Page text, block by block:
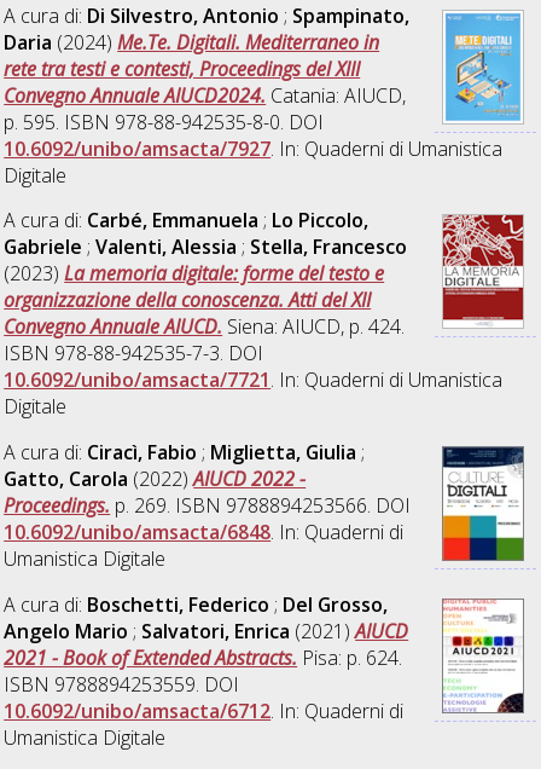
A cura di: Di Silvestro, Antonio ; Spampinato,
Daria (2024)Me.Te. Digitali. Mediterraneo in
rete tra testi e contesti, Proceedings del XIII
Convegno Annuale AIUCD2024. Catania: AIUCD,
p. 595. ISBN 978-88-942535-8-0. DOI
10.6092/unibo/amsacta/7927. In: Quaderni di Umanistica
Digitale
A cura di: Carbé, Emmanuela ; Lo Piccolo,
Gabriele ;Valenti, Alessia ; Stella, Francesco
(2023)La memoria digitale: forme del testo e
organizzazione della conoscenza. Atti del XII
Convegno Annuale AIUCD. Siena: AIUCD, p. 424.
ISBN 978-88-942535-7-3. DOI
10.6092/unibo/amsacta/7721. In: Quaderni di Umanistica
Digitale
A cura di: Ciracì, Fabio ; Miglietta, Giulia ;
Gatto, Carola (2022)AIUCD 2022 -
Proceedings. p. 269. ISBN 9788894253566. DOI
10.6092/unibo/amsacta/6848. In: Quaderni di
Umanistica Digitale
A cura di: Boschetti, Federico ; Del Grosso,
Angelo Mario ; Salvatori, Enrica (2021)AIUCD
2021 - Book of Extended Abstracts. Pisa: p. 624.
ISBN 9788894253559. DOI
10.6092/unibo/amsacta/6712. In: Quaderni di
Umanistica Digitale